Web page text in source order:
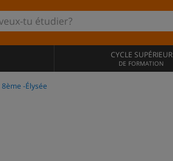
CYCLE SUPÉRIEUR
DE FORMATION
8ème -Élysée